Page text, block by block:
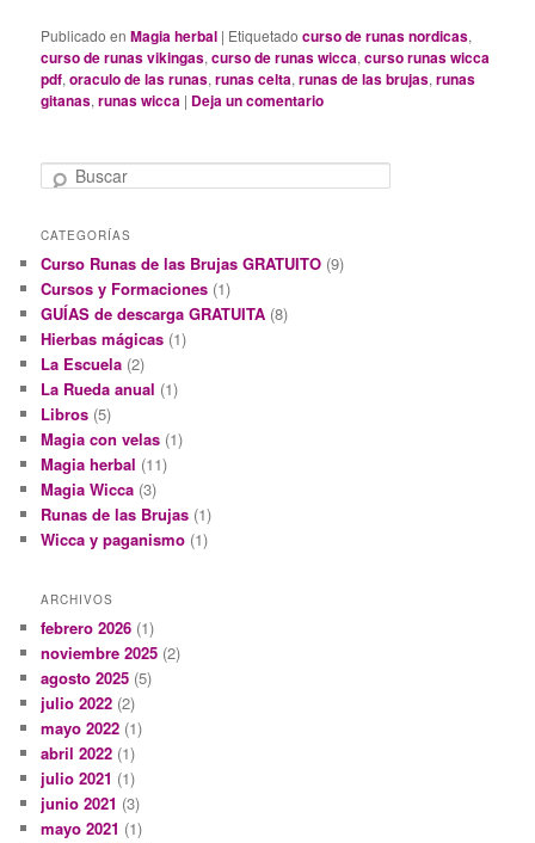
Publicado en Magia herbal | Etiquetado curso de runas nordicas,
curso de runas vikingas,curso de runas wicca,curso runas wicca
pdf,oraculo de las runas,runas celta,runas de las brujas,runas
gitanas,runas wicca | Deja un comentario
c
a
r
CATEGORÍAS
Curso Runas de las Brujas GRATUITO (9)
Cursos y Formaciones (1)
GUÍAS de descarga GRATUITA (8)
Hierbas mágicas (1)
La Escuela (2)
La Rueda anual (1)
Libros (5)
Magia con velas (1)
Magia herbal (11)
Magia Wicca (3)
Runas de las Brujas (1)
Wicca y paganismo (1)
ARCHIVOS
febrero 2026 (1)
noviembre 2025 (2)
agosto 2025 (5)
julio 2022 (2)
mayo 2022 (1)
abril 2022 (1)
julio 2021 (1)
junio 2021 (3)
mayo 2021 (1)